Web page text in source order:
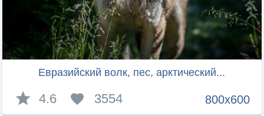
Евразийский волк, пес, арктический...
800x600
4.6 3554